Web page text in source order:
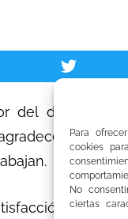
Para
cookies
No
ciertas
del diario
«la
Mas aún
Y el